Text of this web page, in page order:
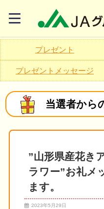
プレゼント
プレゼントメッセージ
当選者から
”山形県産花き
ラワー”お礼メ
ます。
2023年5月29日